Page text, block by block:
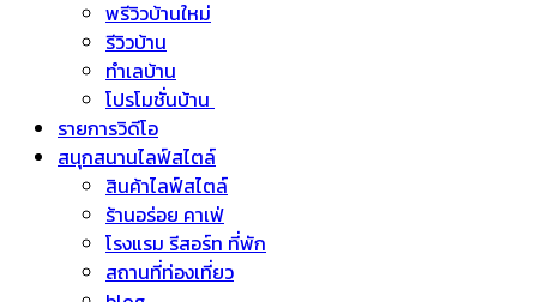
พรีวิวบ้านใหม่
รีวิวบ้าน
ทำเลบ้าน
โปรโมชั่นบ้าน
รายการวิดีโอ
สนุกสนานไลฟ์สไตล์
สินค้าไลฟ์สไตล์
ร้านอร่อย คาเฟ่
โรงแรม รีสอร์ท ที่พัก
สถานที่ท่องเที่ยว